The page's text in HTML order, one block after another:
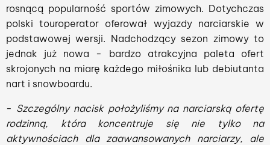
rosnącą popularność sportów zimowych. Dotychczas
polski touroperator oferował wyjazdy narciarskie w
podstawowej wersji. Nadchodzący sezon zimowy to
jednak już nowa - bardzo atrakcyjna paleta ofert
skrojonych na miarę każdego miłośnika lub debiutanta
nart i snowboardu.
- Szczególny nacisk położyliśmy na narciarską ofertę
rodzinną, która koncentruje się nie tylko na
aktywnościach dla zaawansowanych narciarzy, ale